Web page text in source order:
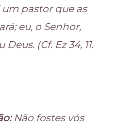
um pastor que as
eu, o Senhor,
Deus. (Cf. Ez 34, 11.
Não fostes vós